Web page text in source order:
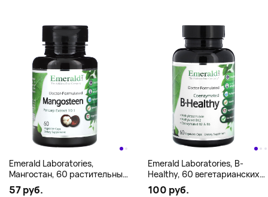
Emerald Laboratories,
Мангостан, 60 растительных
капсул (600 мг в капсуле)
57 руб.
Emerald Laboratories, B-
Healthy, 60 вегетарианских
капсул
100 руб.